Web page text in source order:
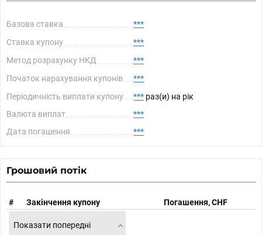
Базова ставка
***
Ставка купону
***
Метод розрахунку НКД
***
Початок нарахування купонів
***
Періодичність виплати купону
*** раз(и) на рік
Валюта виплат
***
Дата погашення
***
Грошовий потік
# Закінчення купону Погашення, CHF
Показати попередні